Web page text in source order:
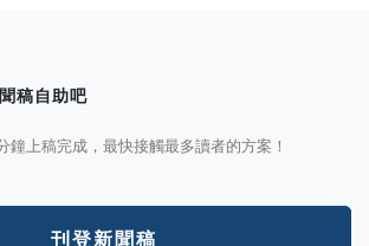
稿自助吧
鐘上稿完成，最快接觸最多讀者的方案！
刊登新聞稿